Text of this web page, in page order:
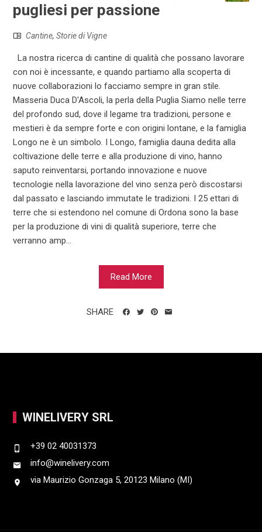
pugliesi per passione
Cantine,Storie di Vigne
La nostra ricerca di cantine di qualità che possano lavorare
con noi è incessante, e quando partiamo alla scoperta di
nuove collaborazioni lo facciamo sempre in gran stile.
Masseria Duca D'Ascoli, la perla della Puglia Siamo nelle terre
del profondo sud, dove il legame tra tradizioni, persone e
mestieri è da sempre forte e con origini lontane, e la famiglia
Longo ne è un simbolo. I Longo, famiglia dauna dedita alla
coltivazione delle terre e alla produzione di vino, hanno
saputo reinventarsi, portando innovazione e nuove
tecnologie nella lavorazione del vino senza però discostarsi
dal passato e lasciando immutate le tradizioni. I 25 ettari di
terre che si estendono nel comune di Ordona sono la base
per la produzione di vini di qualità superiore, terre che
verranno amp...
Read More
SHARE
WINELIVERY SRL
+39 02 40031373
info@winelivery.com
via Maurizio Gonzaga 5, 20123 Milano (MI)